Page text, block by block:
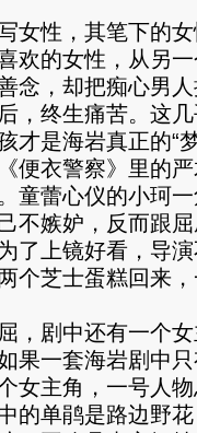
性，其笔下的女
欢的女性，从另
念，却把痴心男
，终生痛苦。这
才是海岩真正的“
便衣警察》里的
童蕾心仪的小珂
不嫉妒，反而跟
了上镜好看，导
个芝士蛋糕回来
剧中还有一个女
果一套海岩剧中
女主角，一号人
的单鹃是路边野